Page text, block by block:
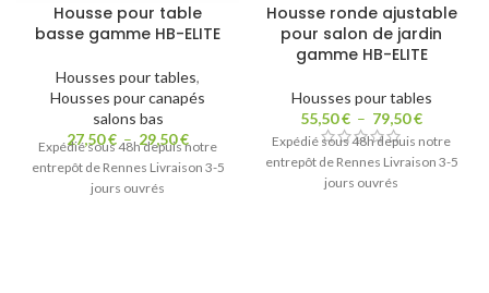
Housse pour table
basse gamme HB-ELITE
Housses pour tables,
Housses pour canapés
salons bas
27,50€ – 29,50€
Expédié sous 48h depuis notre
entrepôt de Rennes Livraison 3-5
jours ouvrés
Housse ronde ajustable
pour salon de jardin
gamme HB-ELITE
Housses pour tables
55,50€ – 79,50€
Expédié sous 48h depuis notre
entrepôt de Rennes Livraison 3-5
jours ouvrés